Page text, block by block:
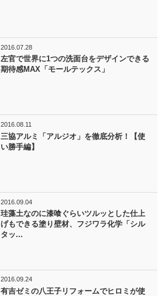
2016.07.28
左官で世界に1つの洗面台をデザインできる
期待感MAX「モールテックス」
2016.08.11
三協アルミ「アルジオ」を徹底分析！【使
い勝手編】
2016.09.04
珪藻土なのに漆喰ぐらいツルッとした仕上
げもできる塗り壁材、フジワラ化学「シル
タッ...
2016.09.24
有吉ゼミの八王子リフォームでヒロミが使